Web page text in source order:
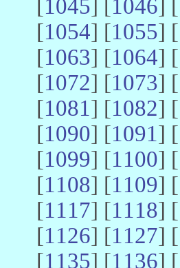
[1045] [1046] [
[1054] [1055] [
[1063] [1064] [
[1072] [1073] [
[1081] [1082] [
[1090] [1091] [
[1099] [1100] [
[1108] [1109] [
[1117] [1118] [
[1126] [1127] [
[1135] [1136] [